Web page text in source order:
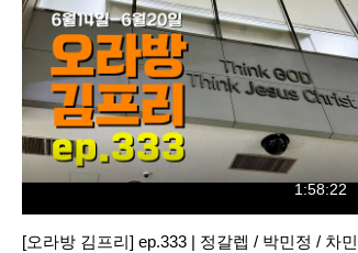
1:58:22
[오라방 김프리] ep.333 | 정갈렙 / 박민정 / 차민